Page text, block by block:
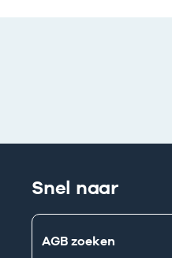
Snel naar
AGB zoeken